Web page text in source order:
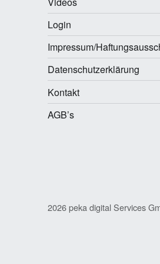
Login
Impressum/
Datenschutzerklärung
Kontakt
AGB’s
2026 peka digital Services